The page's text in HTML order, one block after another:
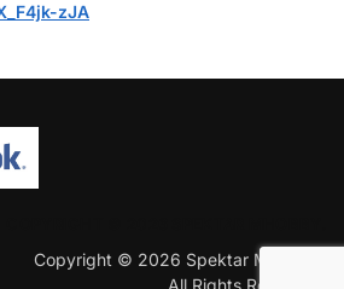
zJA
Copyright © 2026 Spektar MHobby.
All Rights Reserved.